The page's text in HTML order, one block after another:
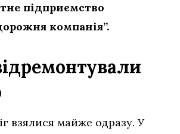
підприємство
компанія”.
взялися майже одразу. У